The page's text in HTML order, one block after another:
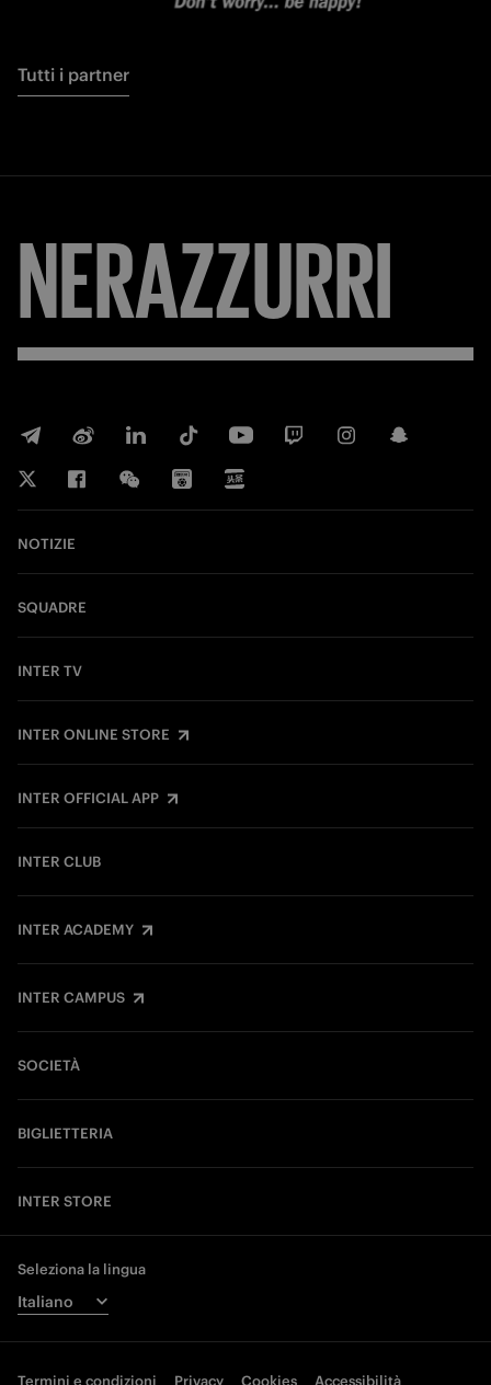
Tutti i partner
NERAZZURRI
NOTIZIE
SQUADRE
INTER TV
INTER ONLINE STORE
INTER OFFICIAL APP
INTER CLUB
INTER ACADEMY
INTER CAMPUS
SOCIETÀ
BIGLIETTERIA
INTER STORE
Seleziona la lingua
Termini e condizioni Privacy Cookies Accessibilità